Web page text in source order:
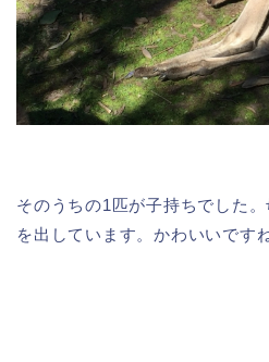
そのうちの1匹が子持ちでした
を出しています。かわいいです